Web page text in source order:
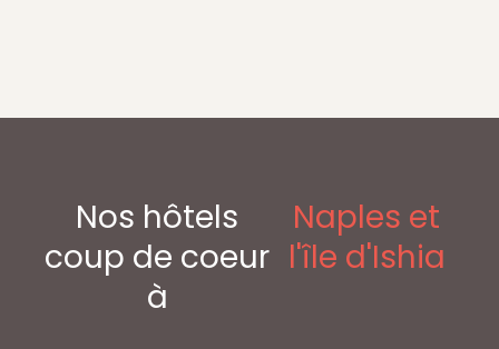
Nos hôtels
coup de coeur
à
Naples et
l'île d'Ishia